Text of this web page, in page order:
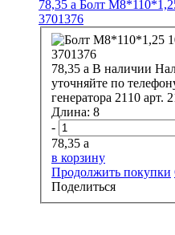
78,35 a Болт
3701376
78,35 a В наличии
уточняйте по
Длина: 8
-
78,35 a
в корзину
Продолжить покупки
Поделиться